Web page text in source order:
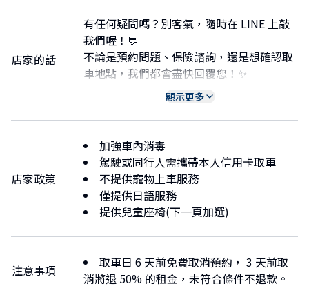
標示價格即為最終價格，已包含所有保險費用，絕無任何隱
藏費用或額外收費。
✅ 彈性的取車與還車服務
租借 1 晚 2 天的客戶：
・取車及還車地點統一為 沖繩都市單軌電車（Yui Rail）
「Omoromachi（おもろまち）站」。
・提供 那霸市內指定地點免費取車及還車服務。
・請注意：那霸機場無法指定為取車或還車地點。
・前往 Omoromachi（おもろまち）站 的單軌電車車資需
由旅客自行負擔。
店家的話
有任何疑問嗎？別客氣，隨時在 LINE 上敲
我們喔！💬
不論是預約問題、保險諮詢，還是想確認取
車地點，我們都會盡快回覆您！✨
🔗 點我加入 LINE 好友：
https://lin.ee/oe14M3o 🆔 LINE ID：
@942vsbwc
【貼心小提醒】 雖然店內工作人員主要使用
日文，不擅長外語，但請不用擔心！
我們會藉由翻譯軟體，用最誠摯、友好的態
度為您提供服務。
即使語言不通，我們也會確保溝通順暢，讓
您的沖繩之旅安心又愉快！期待與您見面！
💬 有任何疑問，歡迎隨時透過 LINE 聯繫我
們！
顯示更多
店家政策
加強車內消毒
駕駛或同行人需攜帶本人信用卡取車
不提供寵物上車服務
僅提供日語服務
提供兒童座椅(下一頁加選)
注意事項
取車日 6 天前免費取消預約， 3 天前取
消將退 50% 的租金，未符合條件不退款。